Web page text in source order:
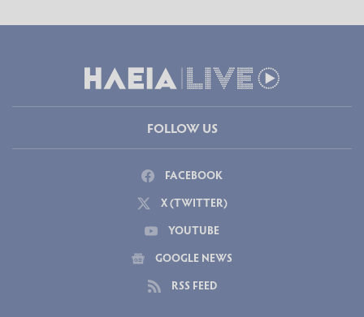
FOLLOW US
FACEBOOK
X (TWITTER)
YOUTUBE
GOOGLE NEWS
RSS FEED